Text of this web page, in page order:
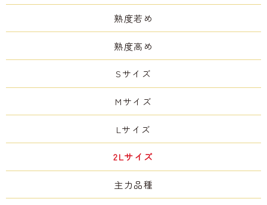
熟度若め
熟度高め
Sサイズ
Mサイズ
Lサイズ
2Lサイズ
主力品種